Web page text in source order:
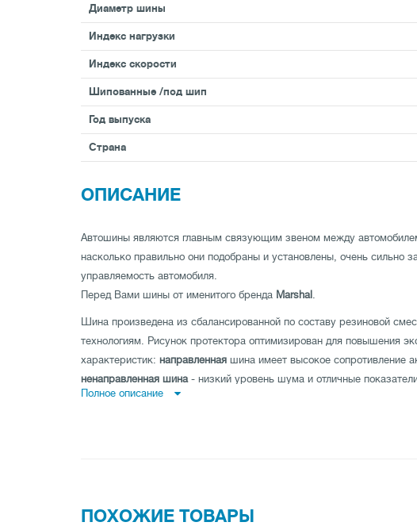
Диаметр шины
Индекс нагрузки
Индекс скорости
Шипованные /под шип
Год выпуска
Страна
ОПИСАНИЕ
Автошины являются главным связующим звеном между
насколько правильно они подобраны и установлены, очень сильно
управляемость автомобиля.
Перед Вами шины от именитого бренда Marshal .
Шина произведена из сбалансированной по составу резиновой
технологиям. Рисунок протектора оптимизирован для повышения
характеристик: направленная шина имеет высокое сопротивление
ненаправленная шина- низкий уровень шума и отличные
дороге по прямой иасимметричная шина
Полное описание
ПОХОЖИЕ ТОВАРЫ